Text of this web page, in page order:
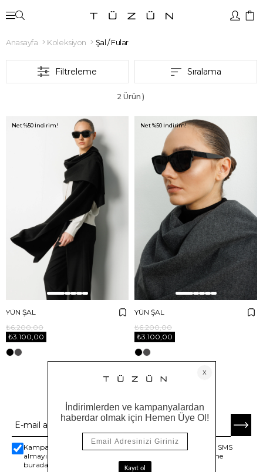
Anasayfa Koleksiyon Şal / Fular
Filtreleme Sıralama
2 Ürün
YÜN ŞAL
₺3.100,00
₺6.200,00
Net %50 İndirim!
YÜN ŞAL
₺3.100,00
₺6.200,00
Net %50 İndirim!
Kampanyalar, ürünler ve değişiklikler hakkında e-mail ve SMS
almayı kendi rızamla kabul ediyorum. Gizlilik sözleşmesine
buradan ulaşabilirsin